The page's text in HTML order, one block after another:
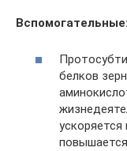
Вспомогательные:
белков